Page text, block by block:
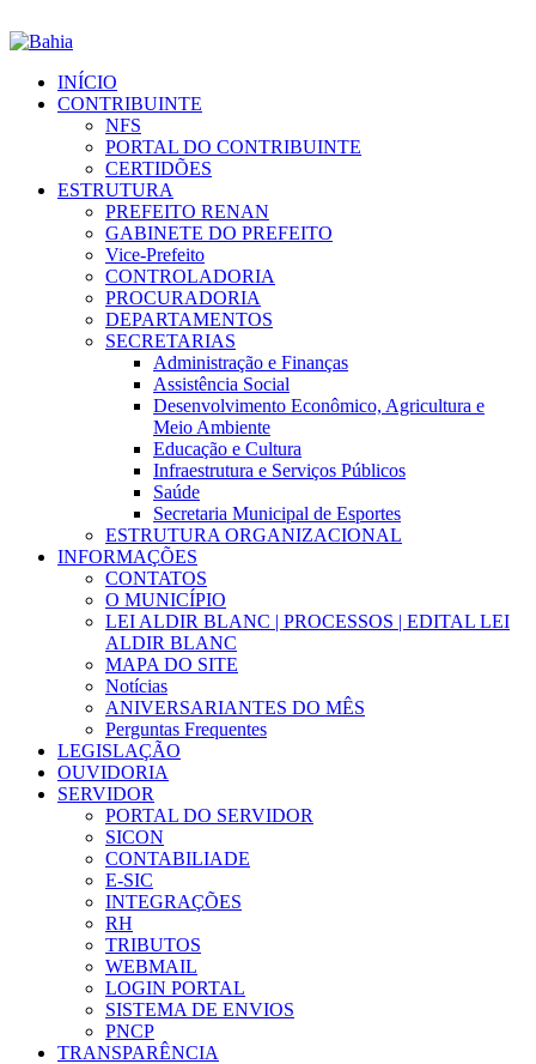
INÍCIO
CONTRIBUINTE
NFS
PORTAL DO CONTRIBUINTE
CERTIDÕES
ESTRUTURA
PREFEITO RENAN
GABINETE DO PREFEITO
Vice-Prefeito
CONTROLADORIA
PROCURADORIA
DEPARTAMENTOS
SECRETARIAS
Administração e Finanças
Assistência Social
Desenvolvimento Econômico, Agricultura e
Meio Ambiente
Educação e Cultura
Infraestrutura e Serviços Públicos
Saúde
Secretaria Municipal de Esportes
ESTRUTURA ORGANIZACIONAL
INFORMAÇÕES
CONTATOS
O MUNICÍPIO
LEI ALDIR BLANC | PROCESSOS | EDITAL LEI
ALDIR BLANC
MAPA DO SITE
Notícias
ANIVERSARIANTES DO MÊS
Perguntas Frequentes
LEGISLAÇÃO
OUVIDORIA
SERVIDOR
PORTAL DO SERVIDOR
SICON
CONTABILIADE
E-SIC
INTEGRAÇÕES
RH
TRIBUTOS
WEBMAIL
LOGIN PORTAL
SISTEMA DE ENVIOS
PNCP
TRANSPARÊNCIA